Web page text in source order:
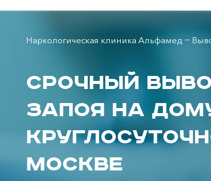
Наркологическая клиника Альфамед
Срочный
запоя на
Москве